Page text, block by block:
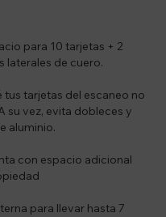
para 10 tarjetas + 2
laterales de cuero.
tarjetas del escaneo no
su vez, evita dobleces y
aluminio.
con espacio adicional
para llevar hasta 7